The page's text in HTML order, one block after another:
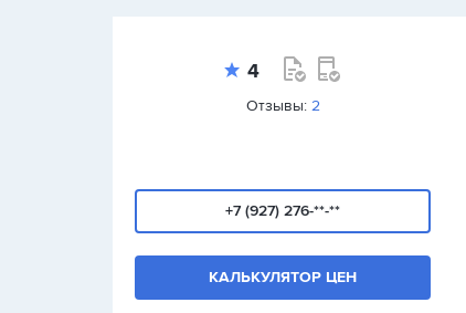
4
Отзывы: 2
+7 (927) 276-**-**
КАЛЬКУЛЯТОР ЦЕН